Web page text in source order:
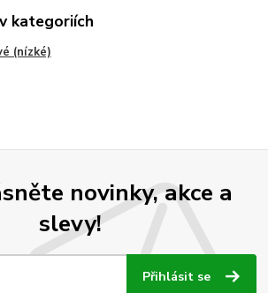
kategoriích
(nízké)
novinky, akce a
slevy!
Přihlásit se